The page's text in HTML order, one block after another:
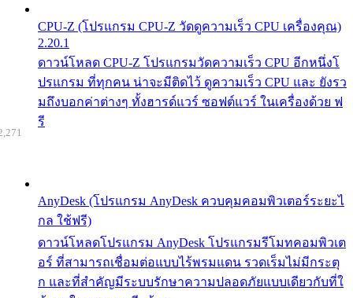
CPU-Z (โปรแกรม CPU-Z วัดดูความเร็ว CPU เครื่องคุณ)
2.20.1
ดาวน์โหลด CPU-Z โปรแกรมวัดความเร็ว CPU อีกหนึ่งโ
ปรแกรม ที่ทุกคน น่าจะมีติดไว้ ดูความเร็ว CPU และ ยังรว
มถึงบอกค่าต่างๆ ทั้งฮารด์แวร์ ซอฟต์แวร์ ในเครื่องด้วย ฟ
รี
AnyDesk (โปรแกรม AnyDesk ควบคุมคอมพิวเตอร์ระยะไ
กล ใช้ฟรี)
ดาวน์โหลดโปรแกรม AnyDesk โปรแกรมรีโมทคอมพิวเต
อร์ ที่สามารถเชื่อมต่อแบบไร้พรมแดน รวดเร็มไม่มีกระตุ
ก และที่สำคัญมีระบบรักษาความปลอดภัยแบบเดียวกับที่ใ